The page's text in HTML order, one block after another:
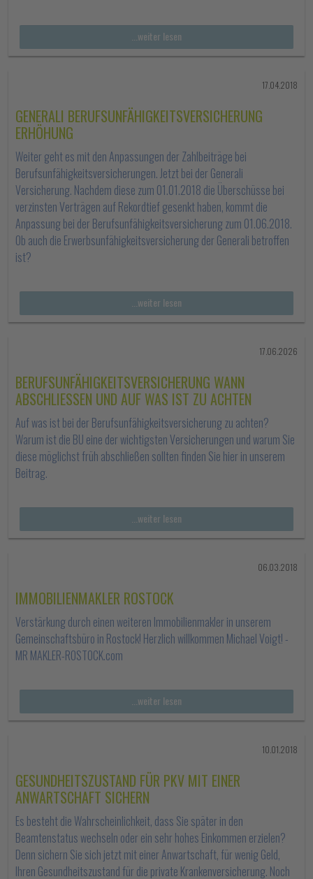
...weiter lesen
17.04.2018
GENERALI BERUFSUNFÄHIGKEITSVERSICHERUNG
ERHÖHUNG
Weiter geht es mit den Anpassungen der Zahlbeiträge bei
Berufsunfähigkeitsversicherungen. Jetzt bei der Generali
Versicherung. Nachdem diese zum 01.01.2018 die Überschüsse bei
verzinsten Verträgen auf Rekordtief gesenkt haben, kommt die
Anpassung bei der Berufsunfähigkeitsversicherung zum 01.06.2018.
Ob auch die Erwerbsunfähigkeitsversicherung der Generali betroffen
ist?
...weiter lesen
17.06.2026
BERUFSUNFÄHIGKEITSVERSICHERUNG WANN
ABSCHLIESSEN UND AUF WAS IST ZU ACHTEN
Auf was ist bei der Berufsunfähigkeitsversicherung zu achten?
Warum ist die BU eine der wichtigsten Versicherungen und warum Sie
diese möglichst früh abschließen sollten finden Sie hier in unserem
Beitrag.
...weiter lesen
06.03.2018
IMMOBILIENMAKLER ROSTOCK
Verstärkung durch einen weiteren Immobilienmakler in unserem
Gemeinschaftsbüro in Rostock! Herzlich willkommen Michael Voigt! -
MR MAKLER-ROSTOCK.com
...weiter lesen
10.01.2018
GESUNDHEITSZUSTAND FÜR PKV MIT EINER
ANWARTSCHAFT SICHERN
Es besteht die Wahrscheinlichkeit, dass Sie später in den
Beamtenstatus wechseln oder ein sehr hohes Einkommen erzielen?
Denn sichern Sie sich jetzt mit einer Anwartschaft, für wenig Geld,
Ihren Gesundheitszustand für die private Krankenversicherung. Noch